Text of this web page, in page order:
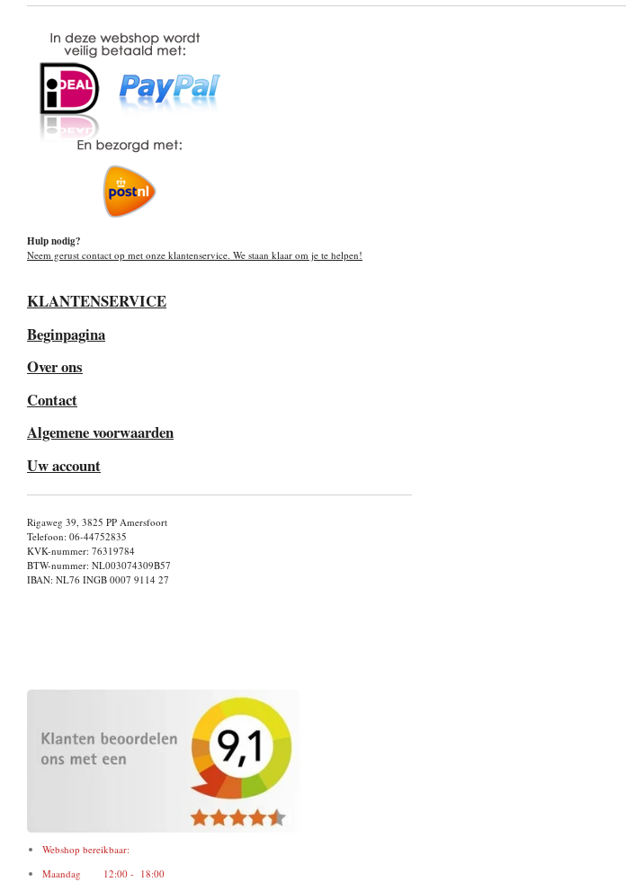
Hulp nodig?
Neem gerust contact op met onze klantenservice. We staan klaar om je te helpen!
KLANTENSERVICE
Beginpagina
Over ons
Contact
Algemene voorwaarden
Uw account
Rigaweg 39, 3825 PP Amersfoort
Telefoon: 06-44752835
KVK-nummer: 76319784
BTW-nummer: NL003074309B57
IBAN: NL76 INGB 0007 9114 27
Webshop bereikbaar:
Maandag 12:00 - 18:00